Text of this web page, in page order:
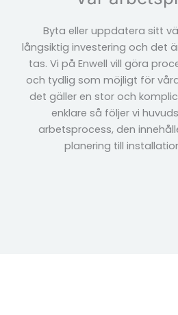
Byta eller uppdatera sitt
långsiktig investering och det
tas. Vi på Enwell vill göra
och tydlig som möjligt för
det gäller en stor och
enklare så följer vi
arbetsprocess, den
planering till